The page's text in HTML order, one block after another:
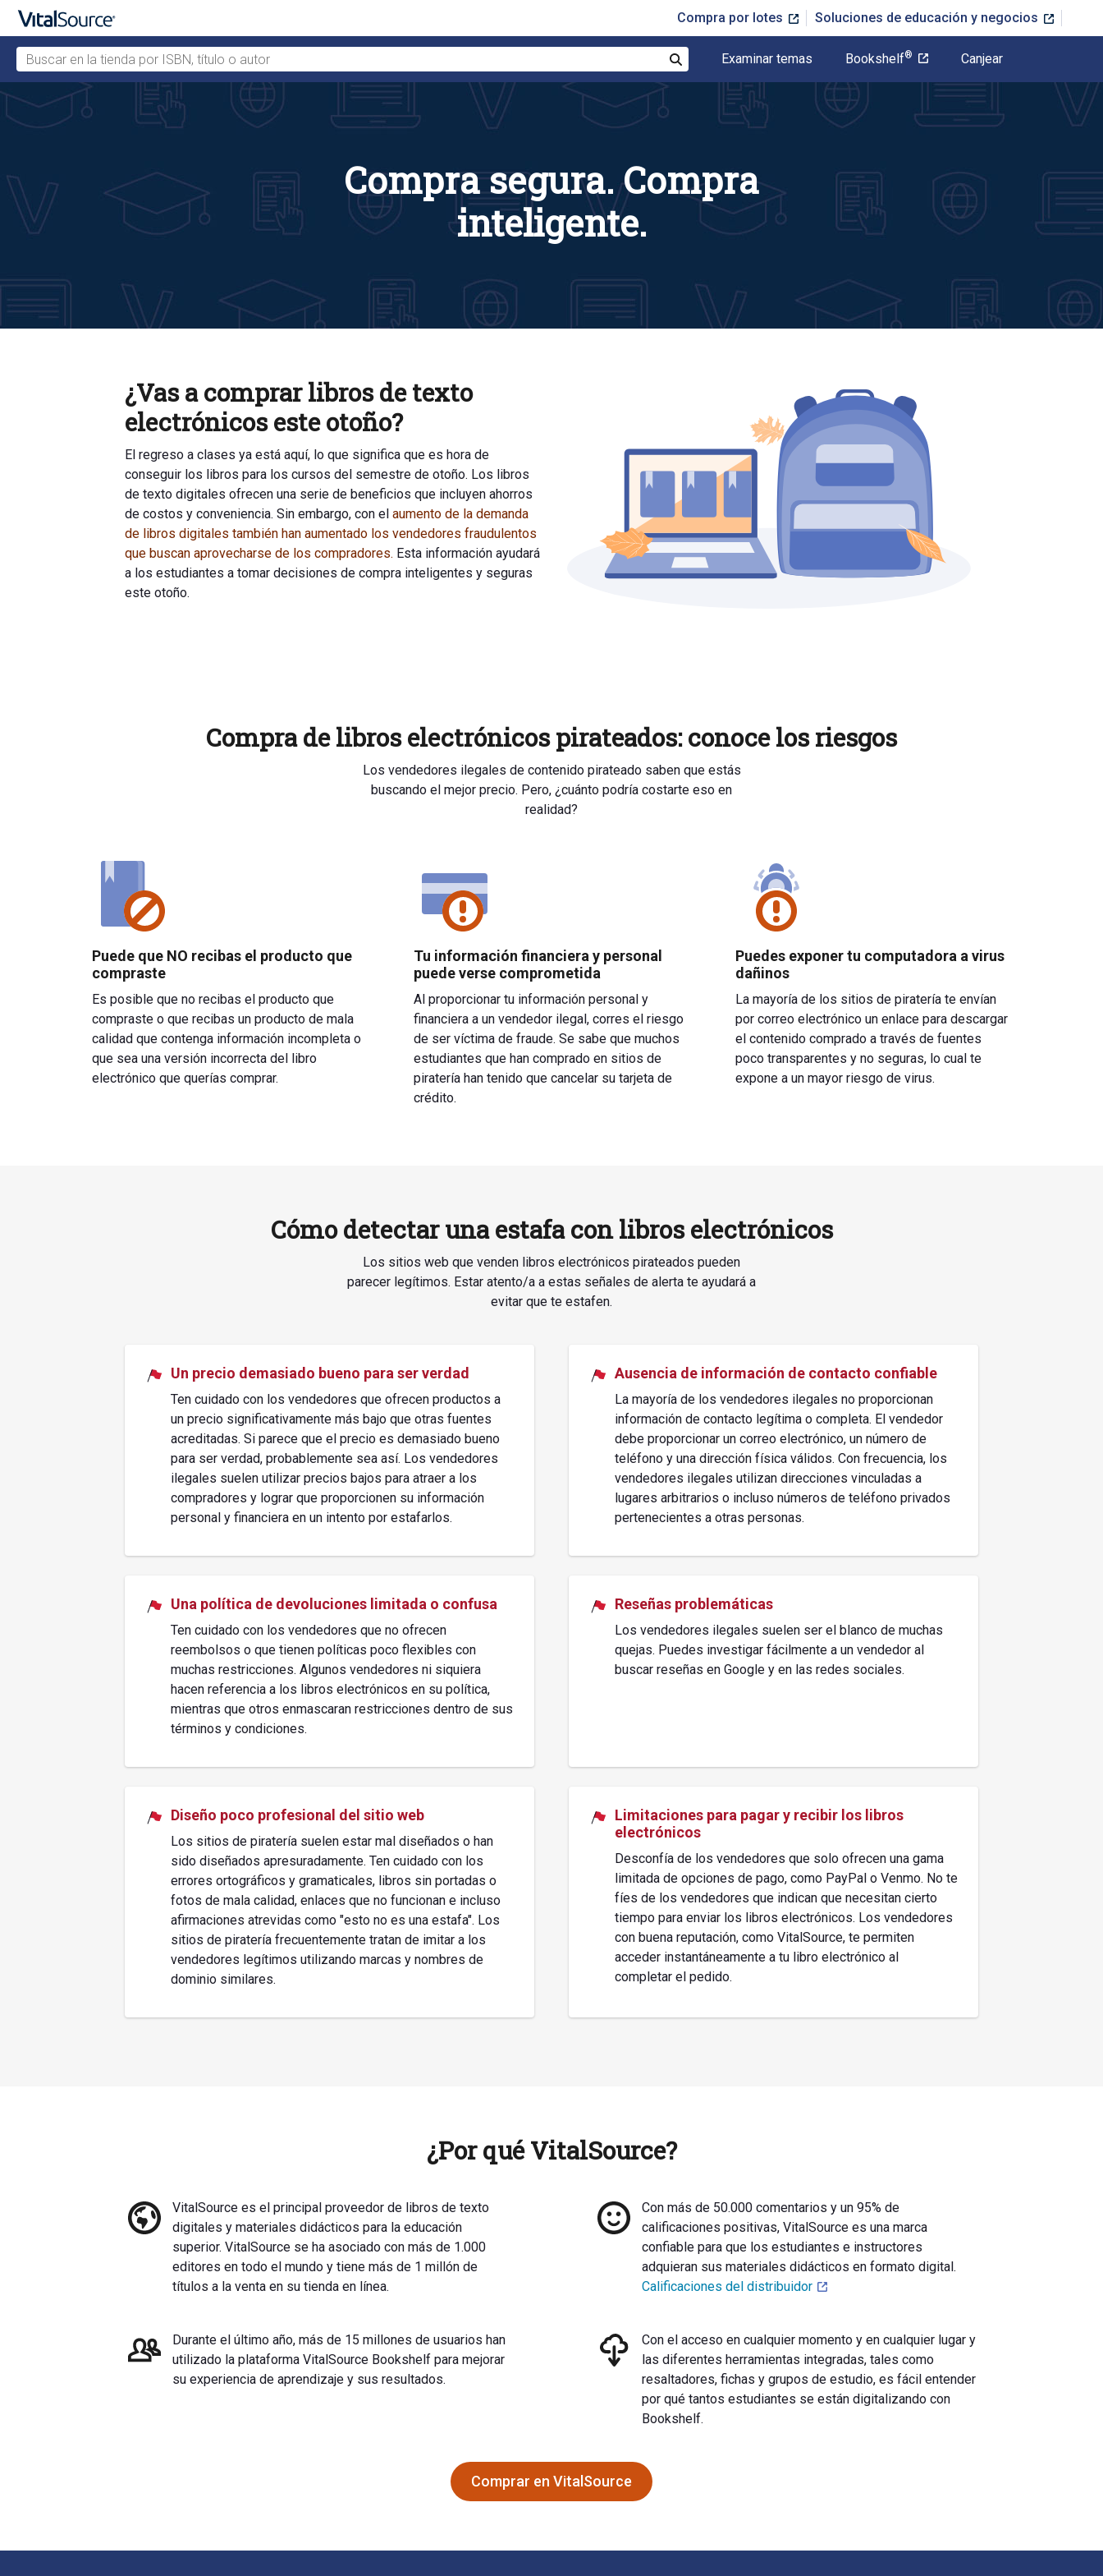
Saltar al contenido principal
Compra por lotes Soluciones de educación y negocios
Buscar en la tienda por ISBN, título o autor
Buscar
Examinar temas Bookshelf® Canjear
Compra segura. Compra
inteligente.
¿Vas a comprar libros de texto
electrónicos este otoño?
El regreso a clases ya está aquí, lo que significa que es hora de
conseguir los libros para los cursos del semestre de otoño. Los libros
de texto digitales ofrecen una serie de beneficios que incluyen ahorros
de costos y conveniencia. Sin embargo, con el aumento de la demanda
de libros digitales también han aumentado los vendedores fraudulentos
que buscan aprovecharse de los compradores. Esta información ayudará
a los estudiantes a tomar decisiones de compra inteligentes y seguras
este otoño.
Compra de libros electrónicos pirateados: conoce los riesgos
Los vendedores ilegales de contenido pirateado saben que estás
buscando el mejor precio. Pero, ¿cuánto podría costarte eso en
realidad?
Puede que NO recibas el producto que
compraste
Es posible que no recibas el producto que
compraste o que recibas un producto de mala
calidad que contenga información incompleta o
que sea una versión incorrecta del libro
electrónico que querías comprar.
Tu información financiera y personal
puede verse comprometida
Al proporcionar tu información personal y
financiera a un vendedor ilegal, corres el riesgo
de ser víctima de fraude. Se sabe que muchos
estudiantes que han comprado en sitios de
piratería han tenido que cancelar su tarjeta de
crédito.
Puedes exponer tu computadora a virus
dañinos
La mayoría de los sitios de piratería te envían
por correo electrónico un enlace para descargar
el contenido comprado a través de fuentes
poco transparentes y no seguras, lo cual te
expone a un mayor riesgo de virus.
Cómo detectar una estafa con libros electrónicos
Los sitios web que venden libros electrónicos pirateados pueden
parecer legítimos. Estar atento/a a estas señales de alerta te ayudará a
evitar que te estafen.
Un precio demasiado bueno para ser verdad
Ten cuidado con los vendedores que ofrecen productos a
un precio significativamente más bajo que otras fuentes
acreditadas. Si parece que el precio es demasiado bueno
para ser verdad, probablemente sea así. Los vendedores
ilegales suelen utilizar precios bajos para atraer a los
compradores y lograr que proporcionen su información
personal y financiera en un intento por estafarlos.
Ausencia de información de contacto confiable
La mayoría de los vendedores ilegales no proporcionan
información de contacto legítima o completa. El vendedor
debe proporcionar un correo electrónico, un número de
teléfono y una dirección física válidos. Con frecuencia, los
vendedores ilegales utilizan direcciones vinculadas a
lugares arbitrarios o incluso números de teléfono privados
pertenecientes a otras personas.
Una política de devoluciones limitada o confusa
Ten cuidado con los vendedores que no ofrecen
reembolsos o que tienen políticas poco flexibles con
muchas restricciones. Algunos vendedores ni siquiera
hacen referencia a los libros electrónicos en su política,
mientras que otros enmascaran restricciones dentro de sus
términos y condiciones.
Reseñas problemáticas
Los vendedores ilegales suelen ser el blanco de muchas
quejas. Puedes investigar fácilmente a un vendedor al
buscar reseñas en Google y en las redes sociales.
Diseño poco profesional del sitio web
Los sitios de piratería suelen estar mal diseñados o han
sido diseñados apresuradamente. Ten cuidado con los
errores ortográficos y gramaticales, libros sin portadas o
fotos de mala calidad, enlaces que no funcionan e incluso
afirmaciones atrevidas como "esto no es una estafa". Los
sitios de piratería frecuentemente tratan de imitar a los
vendedores legítimos utilizando marcas y nombres de
dominio similares.
Limitaciones para pagar y recibir los libros
electrónicos
Desconfía de los vendedores que solo ofrecen una gama
limitada de opciones de pago, como PayPal o Venmo. No te
fíes de los vendedores que indican que necesitan cierto
tiempo para enviar los libros electrónicos. Los vendedores
con buena reputación, como VitalSource, te permiten
acceder instantáneamente a tu libro electrónico al
completar el pedido.
¿Por qué VitalSource?
VitalSource es el principal proveedor de libros de texto
digitales y materiales didácticos para la educación
superior. VitalSource se ha asociado con más de 1.000
editores en todo el mundo y tiene más de 1 millón de
títulos a la venta en su tienda en línea.
Con más de 50.000 comentarios y un 95% de
calificaciones positivas, VitalSource es una marca
confiable para que los estudiantes e instructores
adquieran sus materiales didácticos en formato digital.
Calificaciones del distribuidor
Durante el último año, más de 15 millones de usuarios han
utilizado la plataforma VitalSource Bookshelf para mejorar
su experiencia de aprendizaje y sus resultados.
Con el acceso en cualquier momento y en cualquier lugar y
las diferentes herramientas integradas, tales como
resaltadores, fichas y grupos de estudio, es fácil entender
por qué tantos estudiantes se están digitalizando con
Bookshelf.
Comprar en VitalSource